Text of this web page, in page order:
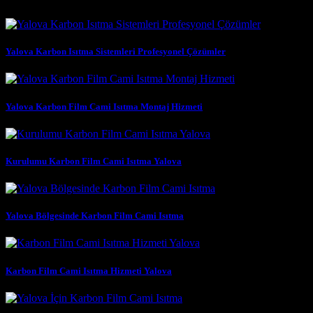
Yalova Karbon Isıtma Sistemleri Profesyonel Çözümler
Yalova Karbon Film Cami Isıtma Montaj Hizmeti
Kurulumu Karbon Film Cami Isıtma Yalova
Yalova Bölgesinde Karbon Film Cami Isıtma
Karbon Film Cami Isıtma Hizmeti Yalova